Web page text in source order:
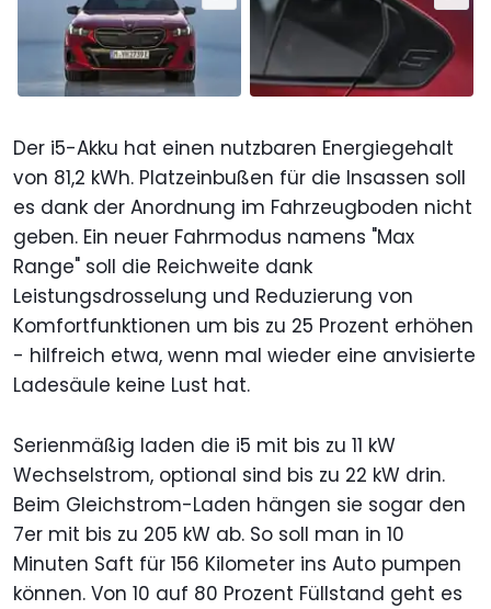
Der i5-Akku hat einen nutzbaren Energiegehalt
von 81,2 kWh. Platzeinbußen für die Insassen soll
es dank der Anordnung im Fahrzeugboden nicht
geben. Ein neuer Fahrmodus namens "Max
Range" soll die Reichweite dank
Leistungsdrosselung und Reduzierung von
Komfortfunktionen um bis zu 25 Prozent erhöhen
- hilfreich etwa, wenn mal wieder eine anvisierte
Ladesäule keine Lust hat.
Serienmäßig laden die i5 mit bis zu 11 kW
Wechselstrom, optional sind bis zu 22 kW drin.
Beim Gleichstrom-Laden hängen sie sogar den
7er mit bis zu 205 kW ab. So soll man in 10
Minuten Saft für 156 Kilometer ins Auto pumpen
können. Von 10 auf 80 Prozent Füllstand geht es